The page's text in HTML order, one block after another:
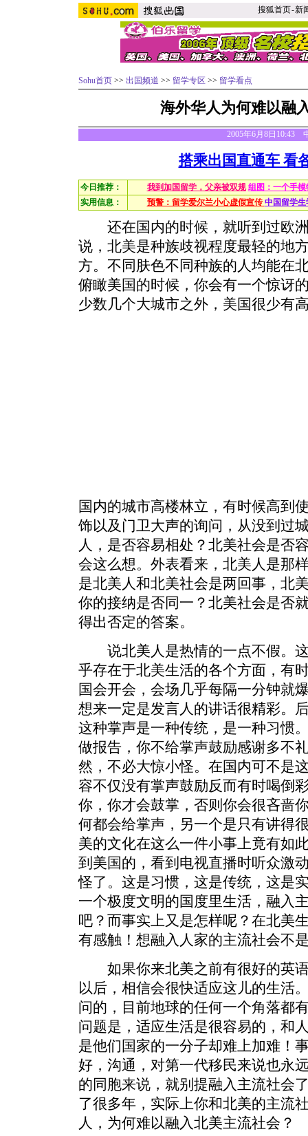
搜狐首页-新
Sohu首页 >> 出国频道 >> 留学专区 >> 留学看点
海外华人为何难以融
2005年6月8日10:43
搭乘出国直通车 看
今日推荐： 我到加国留学，父亲被双规 组图：一个手
实用信息：
预警：留学爱尔兰小心虚假宣传 中国留学
还在国内的时候，就听到过欧洲
说，北美是种族歧视程度最轻的地
方。不同肤色不同种族的人均能在
俯瞰美国的时候，你会有一个惊讶
少数几个大城市之外，美国很少有
国内的城市高楼林立，有时候高到
饰以及门卫大声的询问，从没到过
人，是否容易相处？北美社会是否
会这么想。外表看来，北美人是那
是北美人和北美社会是两回事，北
你的接纳是否同一？北美社会是否
得出否定的答案。
说北美人是热情的一点不假。这
乎存在于北美生活的各个方面，有
国会开会，会场几乎每隔一分钟就
想来一定是发言人的讲话很精彩。
这种掌声是一种传统，是一种习惯
做报告，你不给掌声鼓励感谢多不
然，不必大惊小怪。在国内可不是
容不仅没有掌声鼓励反而有时喝倒
你，你才会鼓掌，否则你会很吝啬
何都会给掌声，另一个是只有讲得
美的文化在这么一件小事上竟有如
到美国的，看到电视直播时听众激
怪了。这是习惯，这是传统，这是
一个极度文明的国度里生活，融入
吧？而事实上又是怎样呢？在北美
有感触！想融入人家的主流社会不
如果你来北美之前有很好的英语
以后，相信会很快适应这儿的生活
问的，目前地球的任何一个角落都
问题是，适应生活是很容易的，和
是他们国家的一分子却难上加难！
好，沟通，对第一代移民来说也永
的同胞来说，就别提融入主流社会
了很多年，实际上你和北美的主流
人，为何难以融入北美主流社会？